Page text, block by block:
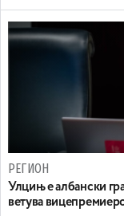
РЕГИОН
Улцињ е албански
ветува